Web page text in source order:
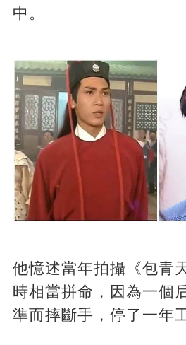
中。
他憶述當年拍攝《包青
時相當拼命，因為一個
準而摔斷手，停了一年